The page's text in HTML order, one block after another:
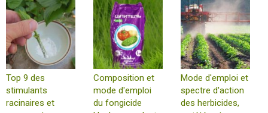
avec des
médicaments et
des remèdes
populaires
au printemps
2023
et ses analogues
Top 9 des
stimulants
racinaires et
Composition et
mode d'emploi
du fongicide
Mode d'emploi et
spectre d'action
des herbicides,